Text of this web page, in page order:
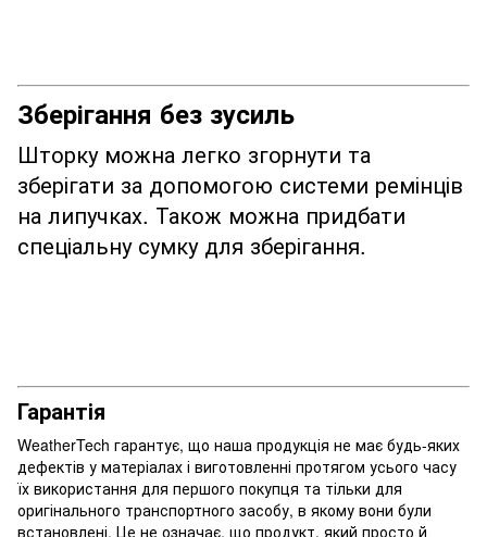
Зберігання без зусиль
Шторку можна легко згорнути та
зберігати за допомогою системи ремінців
на липучках. Також можна придбати
спеціальну сумку для зберігання.
Гарантія
WeatherTech гарантує, що наша продукція не має будь-яких
дефектів у матеріалах і виготовленні протягом усього часу
їх використання для першого покупця та тільки для
оригінального транспортного засобу, в якому вони були
встановлені. Це не означає, що продукт, який просто й